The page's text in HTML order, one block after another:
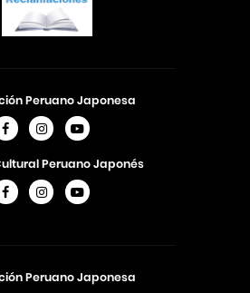
Peruano Japonesa
Peruano Japonesa
Peruano Japonés